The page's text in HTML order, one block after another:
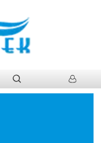
Ανεμιστήρα σταθερή